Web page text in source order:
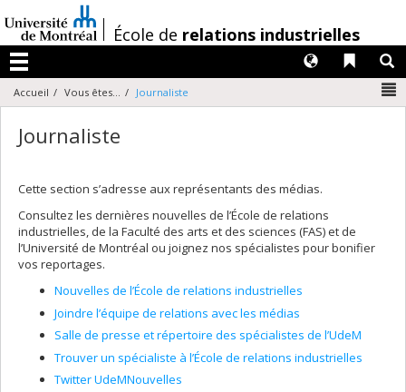
au
contenu
/École de relations industrielles
Menu
Liens
Langues
Accueil Vous êtes... Journaliste
Journaliste
Cette section s’adresse aux représentants des médias.
Consultez les dernières nouvelles de l’École de relations
industrielles, de la Faculté des arts et des sciences (FAS) et de
l’Université de Montréal ou joignez nos spécialistes pour bonifier
vos reportages.
Nouvelles de l’École de relations industrielles
Joindre l’équipe de relations avec les médias
Salle de presse et répertoire des spécialistes de l’UdeM
Trouver un spécialiste à l’École de relations industrielles
Twitter UdeMNouvelles